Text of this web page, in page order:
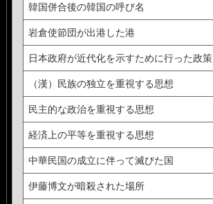
韓国併合後の韓国の呼び名
岩倉使節団が出港した港
日本政府が近代化を示すために行った政策
（漢）民族の独立を重視する思想
民主的な政治を重視する思想
経済上の平等を重視する思想
中華民国の成立に伴って滅びた国
伊藤博文が暗殺された場所